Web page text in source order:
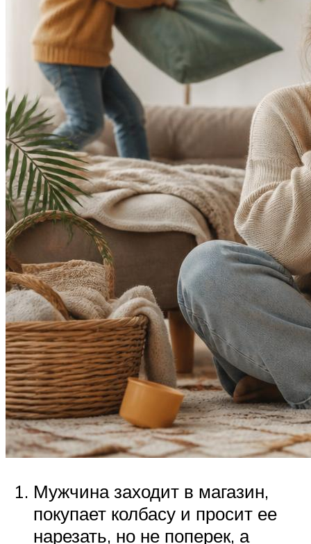
Мужчина заходит в магазин,
покупает колбасу и просит ее
нарезать, но не поперек, а